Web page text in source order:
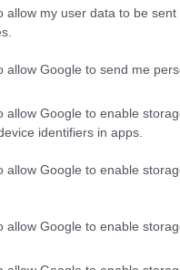
allow my user data to be
allow Google to send me
allow Google to enable
identifiers in apps.
allow Google to enable
allow Google to enable
περιοχές-
Τίμησαν τον
του 2021
Στα ύψη το
κίνδυνος
News